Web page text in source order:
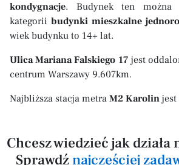
kondygnacje. Budynek ten można
kategorii budynki mieszkalne
wiek budynku to 14+ lat.
Ulica Mariana Falskiego 17 jest
centrum Warszawy 9.607km.
Najbliższa stacja metra M2 Karolin jest
Chcesz wiedzieć jak działa
Sprawdźnajczęściej